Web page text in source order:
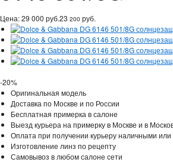
Цена:29 000 руб.23 200 руб.
-20%
Оригинальная модель
Доставка по Москве и по России
Бесплатная примерка в салоне
Выезд курьера на примерку в Москве и в
Оплата при получении курьеру наличными или
Изготовление линз по рецепту
Самовывоз в любом салоне сети